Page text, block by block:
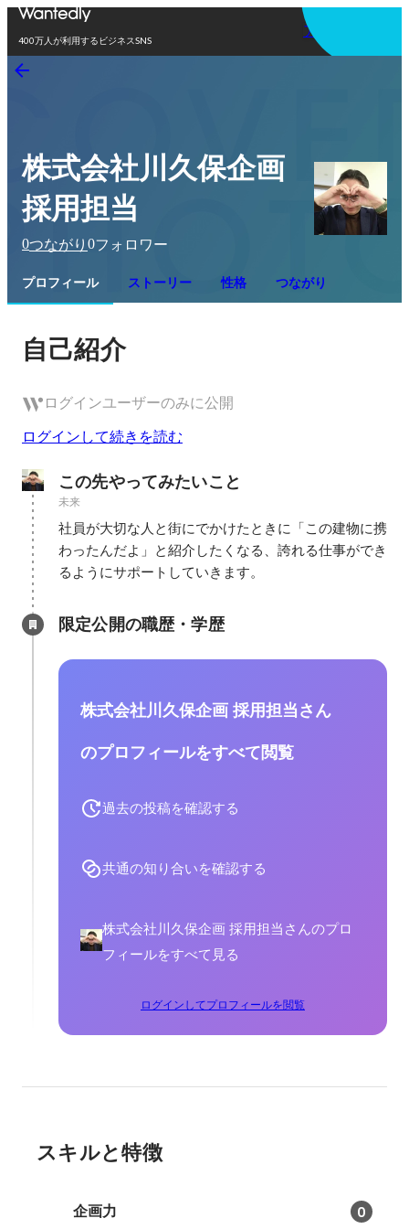
400万人が利用するビジネスSNS
アプリを使う
株式会社川久保企画
採用担当
0つながり 0フォロワー
プロフィール ストーリー 性格 つながり
自己紹介
ログインユーザーのみに公開
ログインして続きを読む
この先やってみたいこと
未来
社員が大切な人と街にでかけたときに「この建物に携
わったんだよ」と紹介したくなる、誇れる仕事ができ
るようにサポートしていきます。
限定公開の職歴・学歴
株式会社川久保企画 採用担当さん
のプロフィールをすべて閲覧
過去の投稿を確認する
共通の知り合いを確認する
株式会社川久保企画 採用担当さんのプロ
フィールをすべて見る
ログインしてプロフィールを閲覧
スキルと特徴
企画力 0